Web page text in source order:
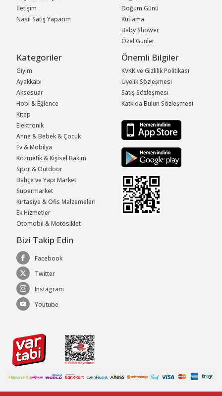
İletişim
Nasıl Satış Yaparım
Doğum Günü
Kutlama
Baby Shower
Özel Günler
Kategoriler
Giyim
Ayakkabı
Aksesuar
Hobi & Eğlence
Kitap
Elektronik
Anne & Bebek & Çocuk
Ev & Mobilya
Kozmetik & Kişisel Bakım
Spor & Outdoor
Bahçe ve Yapı Market
Süpermarket
Kırtasiye & Ofis Malzemeleri
Ek Hizmetler
Otomobil & Motosiklet
Önemli Bilgiler
KVKK ve Gizlilik Politikası
Üyelik Sözleşmesi
Satış Sözleşmesi
Katkıda Bulun Sözleşmesi
Bizi Takip Edin
Facebook
Twitter
Instagram
Youtube